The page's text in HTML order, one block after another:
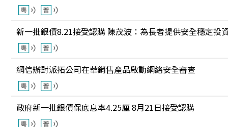
新一批銀債8.21接受認購 陳茂波：為長者提供安全穩定投
網信辦對派拓公司在華銷售產品啟動網絡安全審查
政府新一批銀債保底息率4.25厘 8月21日接受認購